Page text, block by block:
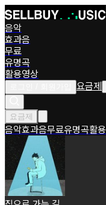
음악
효과음
무료
유명곡
활용영상
요금제
요금제
음악효과음무료유명곡활